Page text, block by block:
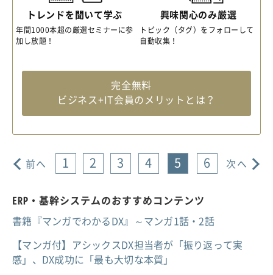
トレンドを聞いて学ぶ
年間1000本超の厳選セミナーに参
加し放題！
興味関心のみ厳選
トピック（タグ）をフォローして
自動収集！
完全無料
ビジネス+IT会員のメリットとは？
前へ 1 2 3 4 5 6 次へ
ERP・基幹システムのおすすめコンテンツ
書籍『マンガでわかるDX』～マンガ1話・2話
【マンガ付】アシックスDX担当者が「振り返って実
感」、DX成功に「最も大切な本質」